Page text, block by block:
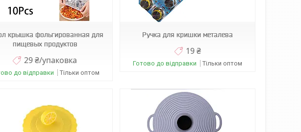
крышка фольгированная для
пищевых продуктов
29 ₴/упаковка
до відправки Тільки оптом
Ручка для кришки металева
19 ₴
Готово до відправки Тільки оптом